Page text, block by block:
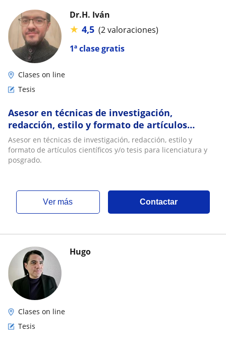
1ª clase gratis
Dr.H. Iván
★ 4,5 (2 valoraciones)
Clases on line
Tesis
Asesor en técnicas de investigación,
redacción, estilo y formato de artículos
científicos y/o tesis para licenciatura y
posgrado
Asesor en técnicas de investigación, redacción, estilo y
formato de artículos científicos y/o tesis para licenciatura y
posgrado.
ver más Contactar
Hugo
Clases on line
Tesis